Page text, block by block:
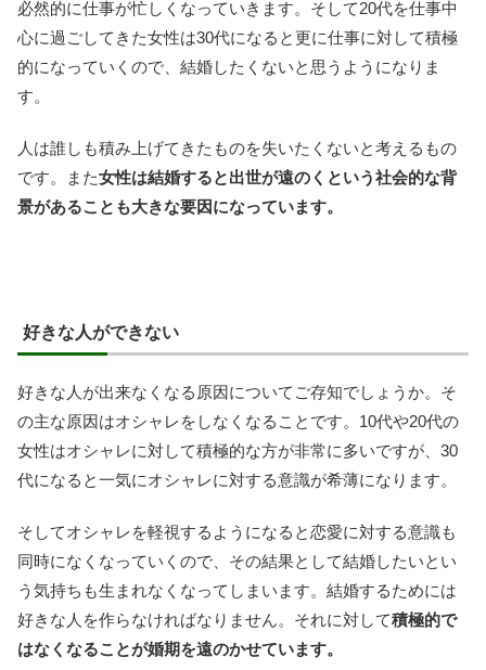
必然的に仕事が忙しくなっていきます。そして20代を仕事中
心に過ごしてきた女性は30代になると更に仕事に対して積極
的になっていくので、結婚したくないと思うようになりま
す。
人は誰しも積み上げてきたものを失いたくないと考えるもの
です。また女性は結婚すると出世が遠のくという社会的な背
景があることも大きな要因になっています。
好きな人ができない
好きな人が出来なくなる原因についてご存知でしょうか。そ
の主な原因はオシャレをしなくなることです。10代や20代の
女性はオシャレに対して積極的な方が非常に多いですが、30
代になると一気にオシャレに対する意識が希薄になります。
そしてオシャレを軽視するようになると恋愛に対する意識も
同時になくなっていくので、その結果として結婚したいとい
う気持ちも生まれなくなってしまいます。結婚するためには
好きな人を作らなければなりません。それに対して積極的で
はなくなることが婚期を遠のかせています。